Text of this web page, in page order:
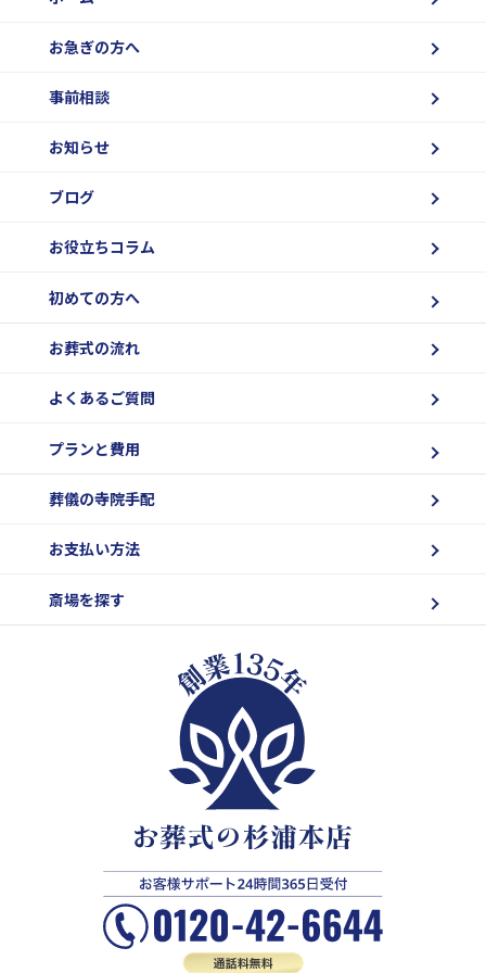
お急ぎの方へ
事前相談
お知らせ
ブログ
お役立ちコラム
初めての方へ
お葬式の流れ
よくあるご質問
プランと費用
葬儀の寺院手配
お支払い方法
斎場を探す